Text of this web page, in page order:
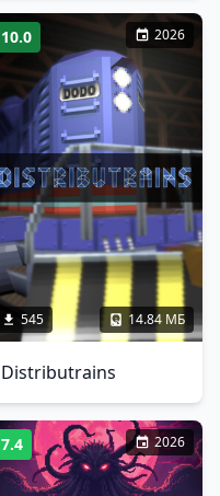
10.0 2026
545 14.84 МБ
Distributrains
7.4 2026